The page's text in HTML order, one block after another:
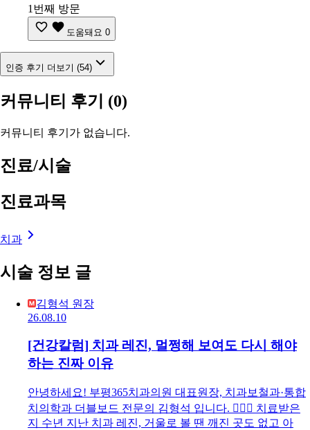
1번째 방문
도움돼요 0
인증 후기 더보기 (54)
커뮤니티 후기 (0)
커뮤니티 후기가 없습니다.
진료/시술
진료과목
치과
시술 정보 글
김형석 원장
26.08.10
[건강칼럼] 치과 레진, 멀쩡해 보여도 다시 해야
하는 진짜 이유
안녕하세요! 부평365치과의원 대표원장, 치과보철과·통합
치의학과 더블보드 전문의 김형석 입니다. 👨‍⚕️✨ 치료받은
지 수년 지난 치과 레진, 거울로 볼 땐 깨진 곳도 없고 아